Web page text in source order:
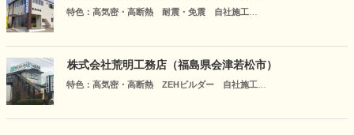
特色：高気密・高断熱 耐震・免震 自社施工
をご提案いたします。
株式会社荒明工務店（福島県会津若松市）
特色：高気密・高断熱 ZEHビルダー 自社施工